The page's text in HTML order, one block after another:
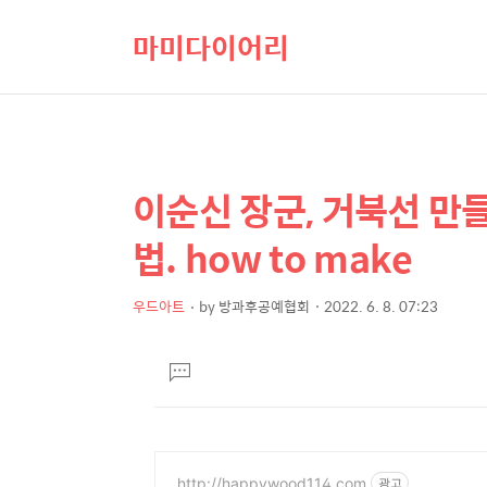
마미다이어리
상
컨
텐
본
문
제
목
이순신 장군, 거북선 만
법. how to make
우드아트 by방과후공예협회 2022. 6. 8. 07:23
댓
글
http://happywood114.com 광고